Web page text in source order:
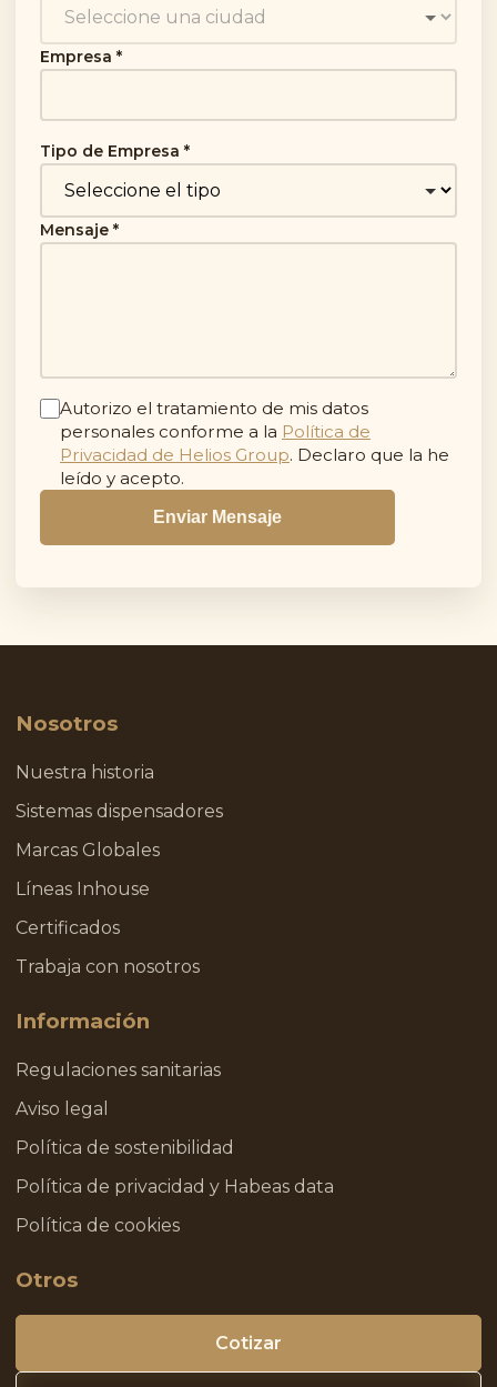
Empresa *
Tipo de Empresa *
Mensaje *
Autorizo el tratamiento de mis datos
personales conforme a la Política de
Privacidad de Helios Group. Declaro que la he
leído y acepto.
Enviar Mensaje
Nosotros
Nuestra historia
Sistemas dispensadores
Marcas Globales
Líneas Inhouse
Certificados
Trabaja con nosotros
Información
Regulaciones sanitarias
Aviso legal
Política de sostenibilidad
Política de privacidad y Habeas data
Política de cookies
Otros
Cotizar